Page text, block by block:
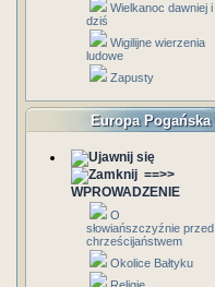
Wielkanoc dawniej i
dziś
Wigilijne wierzenia
ludowe
Zapusty
Europa Pogańska
==>>
WPROWADZENIE
O
słowiańszczyźnie przed
chrześcijaństwem
Okolice Bałtyku